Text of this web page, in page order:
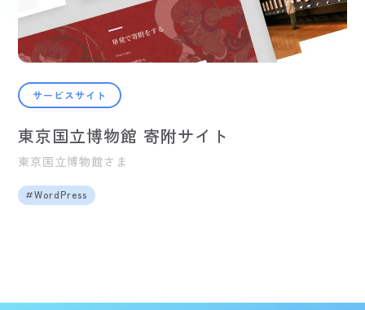
サービスサイト
東京国立博物館 寄附サイト
東京国立博物館さま
WordPress